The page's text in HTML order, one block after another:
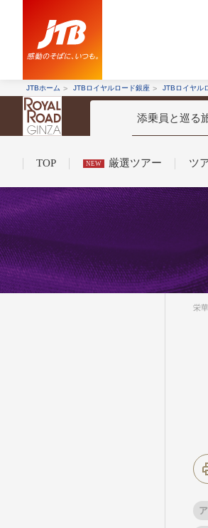
JTBホーム JTBロイヤルロード銀座 JTBロイヤル
添乗員と巡る
TOP NEW 厳選ツアー ツ
コンシェルジュ紹介お申し込みの流れ
栄